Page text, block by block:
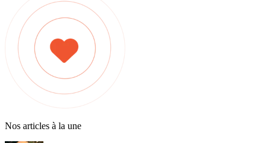
Nos articles à la une